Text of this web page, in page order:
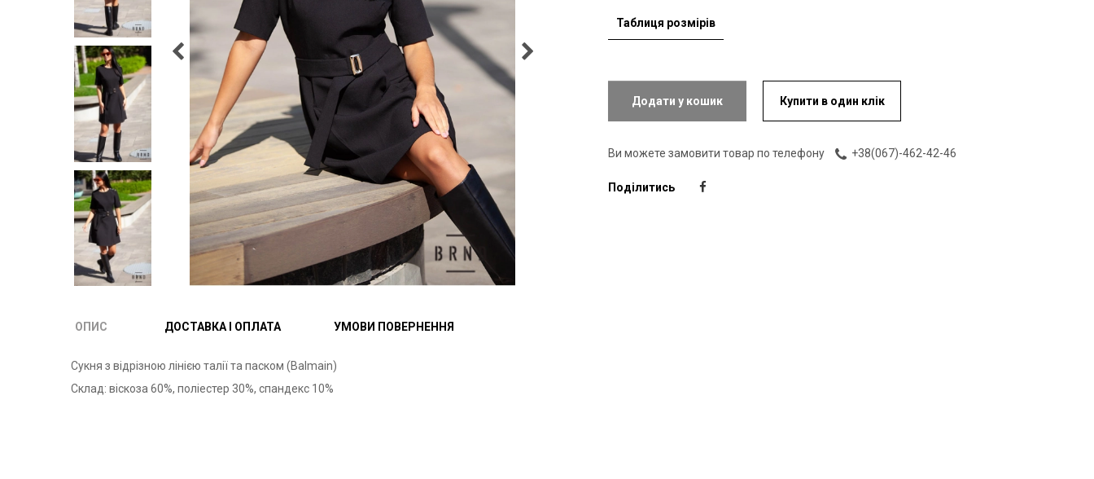
Таблиця розмірів
Додати у кошик Купити в один клік
Ви можете замовити товар по телефону +38(067)-462-42-46
Поділитись
ОПИС ДОСТАВКА І ОПЛАТА УМОВИ ПОВЕРНЕННЯ
Сукня з відрізною лінією талії та паском (Balmain)
Склад: віскоза 60%, поліестер 30%, спандекс 10%